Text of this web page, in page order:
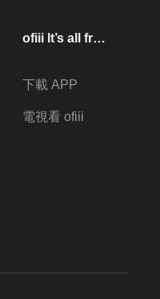
撲克牌無敵/即要前往
ofiii lt’s all free
下載 APP
電視看 ofiii